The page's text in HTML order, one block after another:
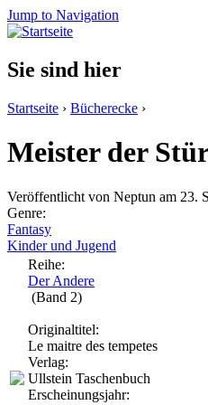
Jump to Navigation
Sie sind hier
Startseite › Bücherecke ›
Meister der
Veröffentlicht von Neptun am 23.
Genre:
Fantasy
Kinder und Jugend
Reihe:
Der Andere
(Band 2)
Originaltitel:
Le maitre des tempetes
Verlag:
Ullstein Taschenbuch
Erscheinungsjahr: